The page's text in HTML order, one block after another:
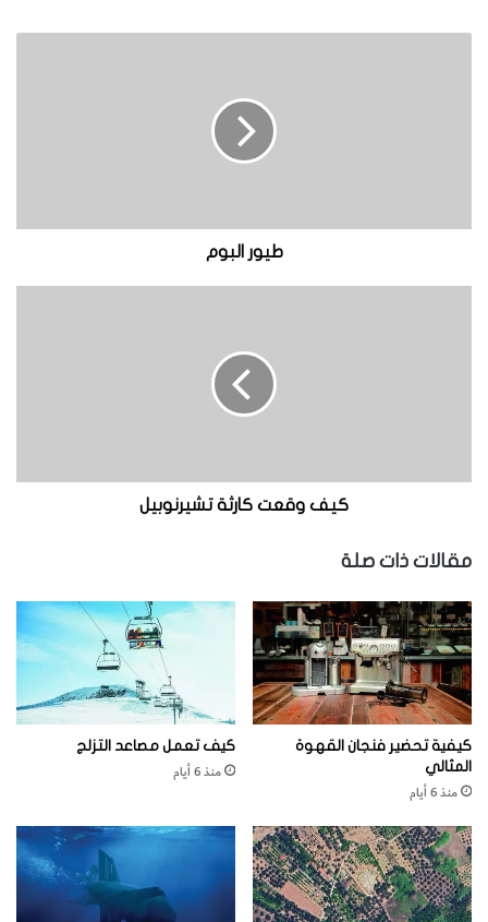
م
طيور البوم
ا
ت
ش
ي
ر
ن
و
ب
ي
ل
كيف وقعت كارثة تشيرنوبيل
مقالات ذات صلة
كيفية تحضير فنجان القهوة
المثالي
منذ 6 أيام
كيف تعمل مصاعد التزلج
منذ 6 أيام